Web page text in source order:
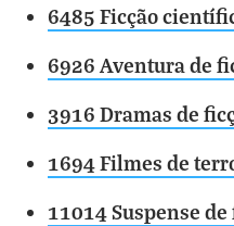
6485 Ficção
6926 Aventura de
3916 Dramas de
1694 Filmes de
11014 Suspense